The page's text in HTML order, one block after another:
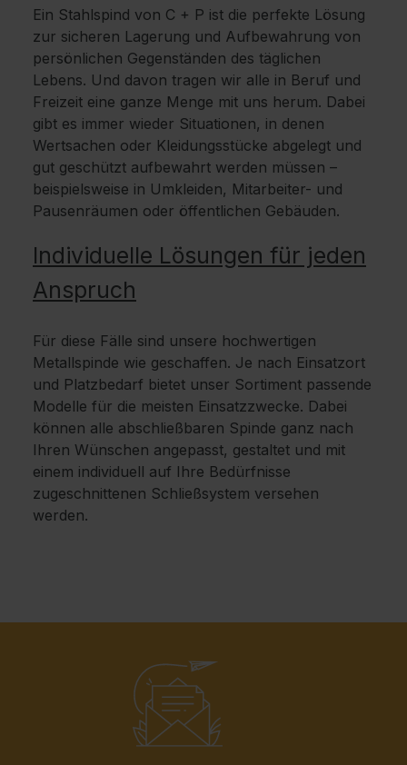
Ein Stahlspind von C + P ist die perfekte Lösung
zur sicheren Lagerung und Aufbewahrung von
persönlichen Gegenständen des täglichen
Lebens. Und davon tragen wir alle in Beruf und
Freizeit eine ganze Menge mit uns herum. Dabei
gibt es immer wieder Situationen, in denen
Wertsachen oder Kleidungsstücke abgelegt und
gut geschützt aufbewahrt werden müssen –
beispielsweise in Umkleiden, Mitarbeiter- und
Pausenräumen oder öffentlichen Gebäuden.
Individuelle Lösungen für jeden
Anspruch
Für diese Fälle sind unsere hochwertigen
Metallspinde wie geschaffen. Je nach Einsatzort
und Platzbedarf bietet unser Sortiment passende
Modelle für die meisten Einsatzzwecke. Dabei
können alle abschließbaren Spinde ganz nach
Ihren Wünschen angepasst, gestaltet und mit
einem individuell auf Ihre Bedürfnisse
zugeschnittenen Schließsystem versehen
werden.